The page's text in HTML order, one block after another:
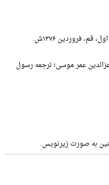
قم، فروردین ۱۳۷۶ش.
عمر موسی؛ ترجمه رسول